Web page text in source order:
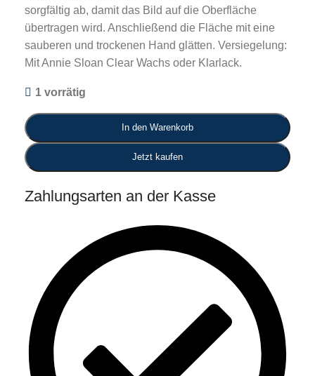
sorgfältig ab, damit das Bild auf die Oberfläche
übertragen wird. Anschließend die Fläche mit eine
sauberen und trockenen Hand glätten. Versiegelung:
Mit Annie Sloan Clear Wachs oder Klarlack.
1 vorrätig
In den Warenkorb
Jetzt kaufen
Zahlungsarten an der Kasse